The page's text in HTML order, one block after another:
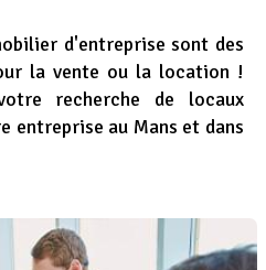
d'entreprise sont des
la vente ou la location !
recherche de locaux
entreprise au Mans et dans